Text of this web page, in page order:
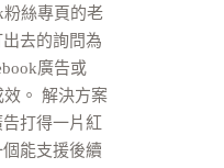
粉絲專頁的老
去的詢問為
廣告或
效。 解決方案
打得一片紅
能支援後續